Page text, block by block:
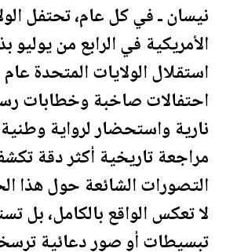
نيسان ـ في كل عام، تحتفل
الأمريكية في الرابع من يوليو
استقلالالولايات المتحدة
احتفالات صاخبة وخطابات
نارية واستحضار لرواية
مراجعة تاريخية أكثر دقة
التصورات الشائعة حول هذا
لا تعكس الواقع بالكامل، بل
تبسيطات أو صور دعائية